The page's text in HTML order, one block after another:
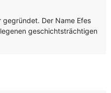
gegründet. Der Name Efes
geschichtsträchtigen